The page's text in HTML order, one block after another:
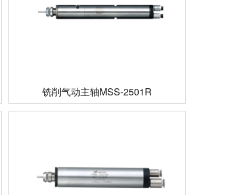
铣削气动主轴MSS-2501R